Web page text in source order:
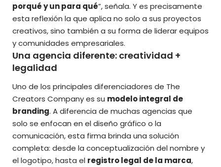
porqué y un para qué”, señala. Y es precisamente
esta reflexión la que aplica no solo a sus proyectos
creativos, sino también a su forma de liderar equipos
y comunidades empresariales.
Una agencia diferente: creatividad +
legalidad
Uno de los principales diferenciadores de The
Creators Company es su modelo integral de
branding. A diferencia de muchas agencias que
solo se enfocan en el diseño gráfico o la
comunicación, esta firma brinda una solución
completa: desde la conceptualización del nombre y
el logotipo, hasta el registro legal de la marca,